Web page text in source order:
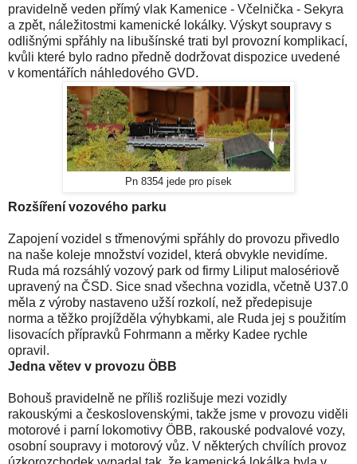
pravidelně veden přímý vlak Kamenice - Včelnička - Sekyra
a zpět, náležitostmi kamenické lokálky. Výskyt soupravy s
odlišnými spřáhly na libušínské trati byl provozní komplikací,
kvůli které bylo radno předně dodržovat dispozice uvedené
v komentářích náhledového GVD.
Pn 8354 jede pro písek
Rozšíření vozového parku
Zapojení vozidel s třmenovými spřáhly do provozu přivedlo
na naše koleje množství vozidel, která obvykle nevidíme.
Ruda má rozsáhlý vozový park od firmy Liliput malosériově
upravený na ČSD. Sice snad všechna vozidla, včetně U37.0
měla z výroby nastaveno užší rozkolí, než předepisuje
norma a těžko projížděla výhybkami, ale Ruda jej s použitím
lisovacích přípravků Fohrmann a měrky Kadee rychle
opravil.
Jedna větev v provozu ÖBB
Bohouš pravidelně ne příliš rozlišuje mezi vozidly
rakouskými a československými, takže jsme v provozu viděli
motorové i parní lokomotivy ÖBB, rakouské podvalové vozy,
osobní soupravy i motorový vůz. V některých chvílích provoz